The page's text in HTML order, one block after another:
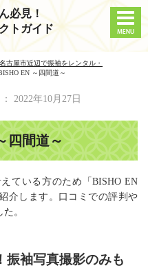
必見！
トガイド
名古屋市近辺で振袖をレンタル・
EN ～四間道～
2022年10月27日
四間道～
ている方のため「BISHO EN
介します。口コミでの評判や
。
振袖写真撮影のみも